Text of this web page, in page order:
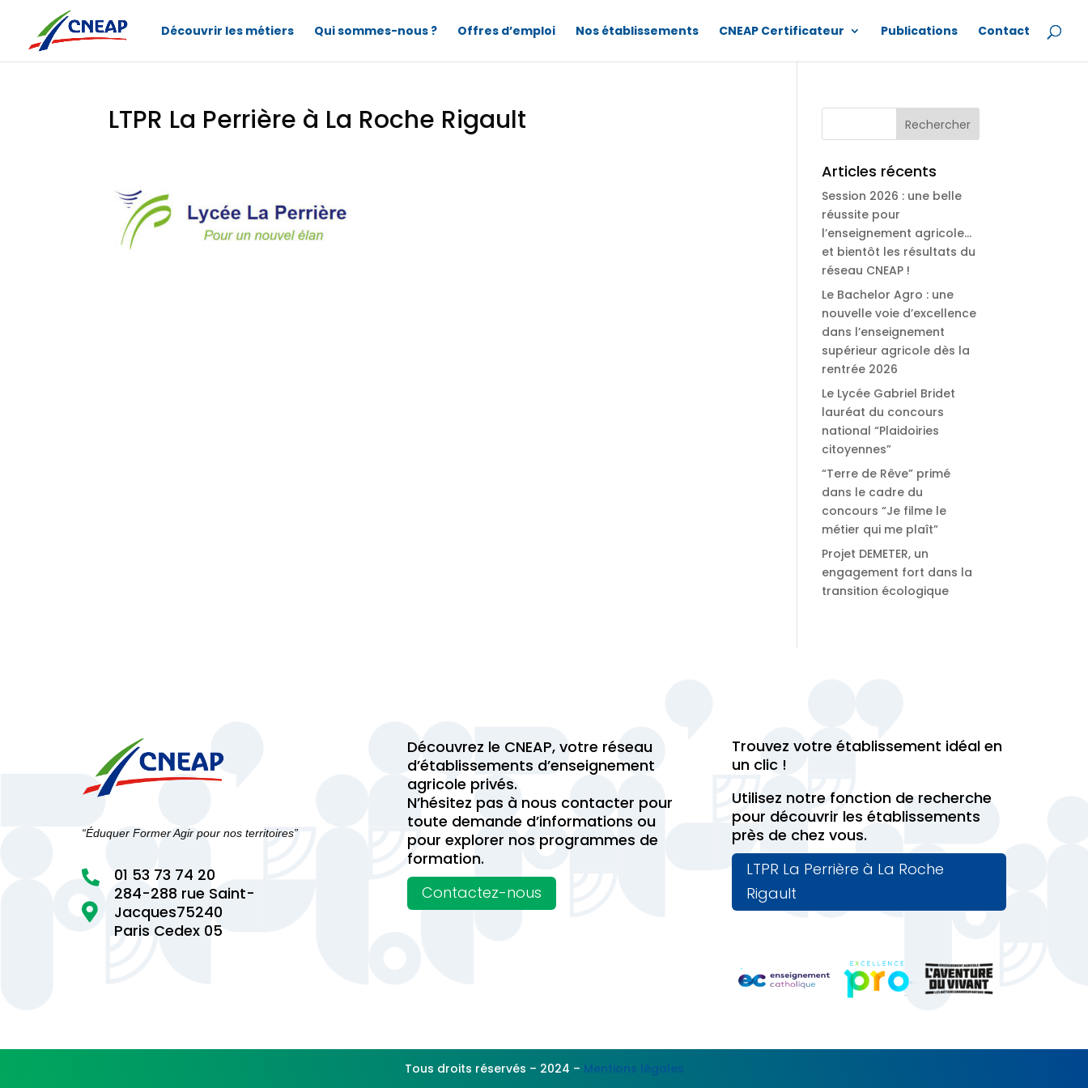
Découvrir les métiers Qui sommes-nous ? Offres d’emploi Nos établissements CNEAP Certificateur Publications Contact
LTPR La Perrière à La Roche Rigault
Articles récents
Session 2026 : une belle
réussite pour
l’enseignement agricole…
et bientôt les résultats du
réseau CNEAP !
Le Bachelor Agro : une
nouvelle voie d’excellence
dans l’enseignement
supérieur agricole dès la
rentrée 2026
Le Lycée Gabriel Bridet
lauréat du concours
national “Plaidoiries
citoyennes”
“Terre de Rêve” primé
dans le cadre du
concours “Je filme le
métier qui me plaît”
Projet DEMETER, un
engagement fort dans la
transition écologique
“Éduquer Former Agir pour nos territoires”


284-288 rue Saint-
Jacques75240
Paris Cedex 05
01 53 73 74 20
Découvrez le CNEAP, votre réseau
d’établissements d’enseignement
agricole privés.
N’hésitez pas à nous contacter pour
toute demande d’informations ou
pour explorer nos programmes de
formation.
Contactez-nous
Trouvez votre établissement idéal en
un clic !
Utilisez notre fonction de recherche
pour découvrir les établissements
près de chez vous.
LTPR La Perrière à La Roche
Rigault
Tous droits réservés – 2024 – Mentions légales